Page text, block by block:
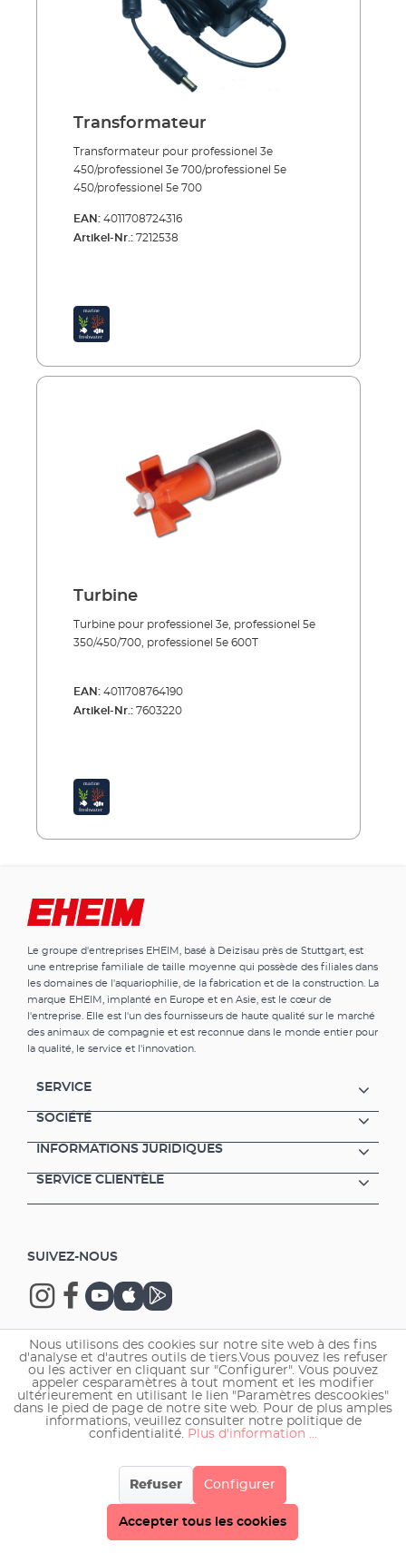
Transformateur
Transformateur pour professionel 3e
450/professionel 3e 700/professionel 5e
450/professionel 5e 700
EAN: 4011708724316
Artikel-Nr.: 7212538
Turbine
Turbine pour professionel 3e, professionel 5e
350/450/700, professionel 5e 600T
EAN: 4011708764190
Artikel-Nr.: 7603220
Le groupe d'entreprises EHEIM, basé à Deizisau près de Stuttgart, est
une entreprise familiale de taille moyenne qui possède des filiales dans
les domaines de l'aquariophilie, de la fabrication et de la construction. La
marque EHEIM, implanté en Europe et en Asie, est le cœur de
l'entreprise. Elle est l'un des fournisseurs de haute qualité sur le marché
des animaux de compagnie et est reconnue dans le monde entier pour
la qualité, le service et l'innovation.
SERVICE
SOCIÉTÉ
INFORMATIONS JURIDIQUES
SERVICE CLIENTÈLE
SUIVEZ-NOUS
Copyright © 2026 EHEIM GmbH & Co. KG.
Nous utilisons des cookies sur notre site web à des fins
d'analyse et d'autres outils de tiers.Vous pouvez les refuser
ou les activer en cliquant sur "Configurer". Vous pouvez
appeler cesparamètres à tout moment et les modifier
ultérieurement en utilisant le lien "Paramètres descookies"
dans le pied de page de notre site web. Pour de plus amples
informations, veuillez consulter notre politique de
confidentialité. Plus d'information ...
Refuser Configurer
Accepter tous les cookies